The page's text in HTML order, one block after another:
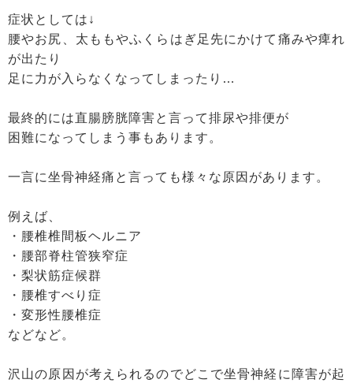
症状としては↓
腰やお尻、太ももやふくらはぎ足先にかけて痛みや痺れ
が出たり
足に力が入らなくなってしまったり…
最終的には直腸膀胱障害と言って排尿や排便が
困難になってしまう事もあります。
一言に坐骨神経痛と言っても様々な原因があります。
例えば、
・腰椎椎間板ヘルニア
・腰部脊柱管狭窄症
・梨状筋症候群
・腰椎すべり症
・変形性腰椎症
などなど。
沢山の原因が考えられるのでどこで坐骨神経に障害が起